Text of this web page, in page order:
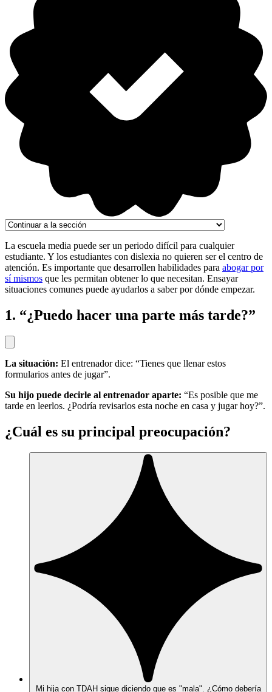
La escuela media puede ser un periodo difícil para cualquier
estudiante. Y los estudiantes con dislexia no quieren ser el centro de
atención. Es importante que desarrollen habilidades para abogar por
sí mismos que les permitan obtener lo que necesitan. Ensayar
situaciones comunes puede ayudarlos a saber por dónde empezar.
1. “¿Puedo hacer una parte más tarde?”
La situación: El entrenador dice: “Tienes que llenar estos
formularios antes de jugar”.
Su hijo puede decirle al entrenador aparte: “Es posible que me
tarde en leerlos. ¿Podría revisarlos esta noche en casa y jugar hoy?”.
¿Cuál es su principal preocupación?
Mi hija con TDAH sigue diciendo que es "mala". ¿Cómo debería